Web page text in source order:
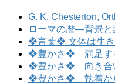
G. K. Chesterton,
ローマの暦―背景と
❖言葉❖ 文体は生き
❖豊かさ❖ 満足す
❖豊かさ❖ 向き合
❖豊かさ❖ 執着か